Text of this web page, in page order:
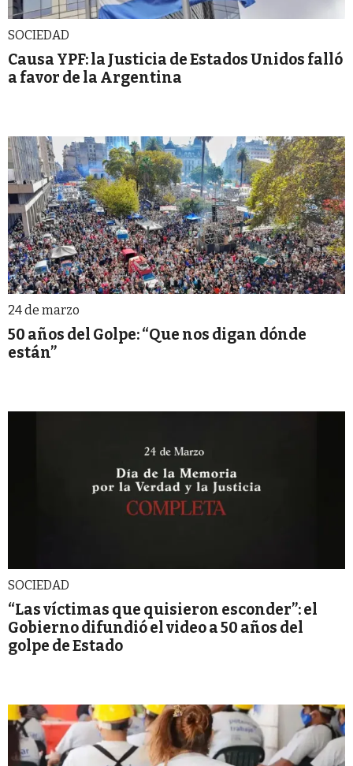
SOCIEDAD
Causa YPF: la Justicia de Estados Unidos falló
a favor de la Argentina
24 de marzo
50 años del Golpe: “Que nos digan dónde
están”
SOCIEDAD
“Las víctimas que quisieron esconder”: el
Gobierno difundió el video a 50 años del
golpe de Estado